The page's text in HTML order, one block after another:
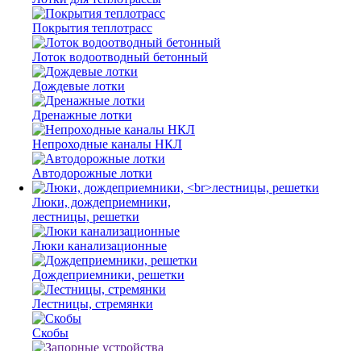
Покрытия теплотрасс
Лоток водоотводный бетонный
Дождевые лотки
Дренажные лотки
Непроходные каналы НКЛ
Автодорожные лотки
Люки, дождеприемники,
лестницы, решетки
Люки канализационные
Дождеприемники, решетки
Лестницы, стремянки
Скобы